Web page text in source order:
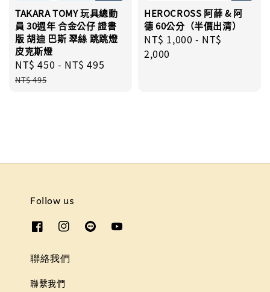
TAKARA TOMY 玩具總動
員 30週年 合金公仔 證書
版 胡迪 巴斯 翠絲 跳跳燈
皮克斯燈
Sale
price
NT$ 450 - NT$ 495
NT$ 495
HEROCROSS 阿薛 & 阿
德 60公分（半價出清）
Regular
price
NT$ 1,000 - NT$
2,000
Follow us
聯絡我們
聯繫我們